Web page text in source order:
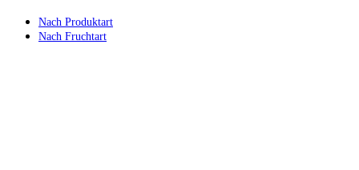
Nach Produktart
Nach Fruchtart